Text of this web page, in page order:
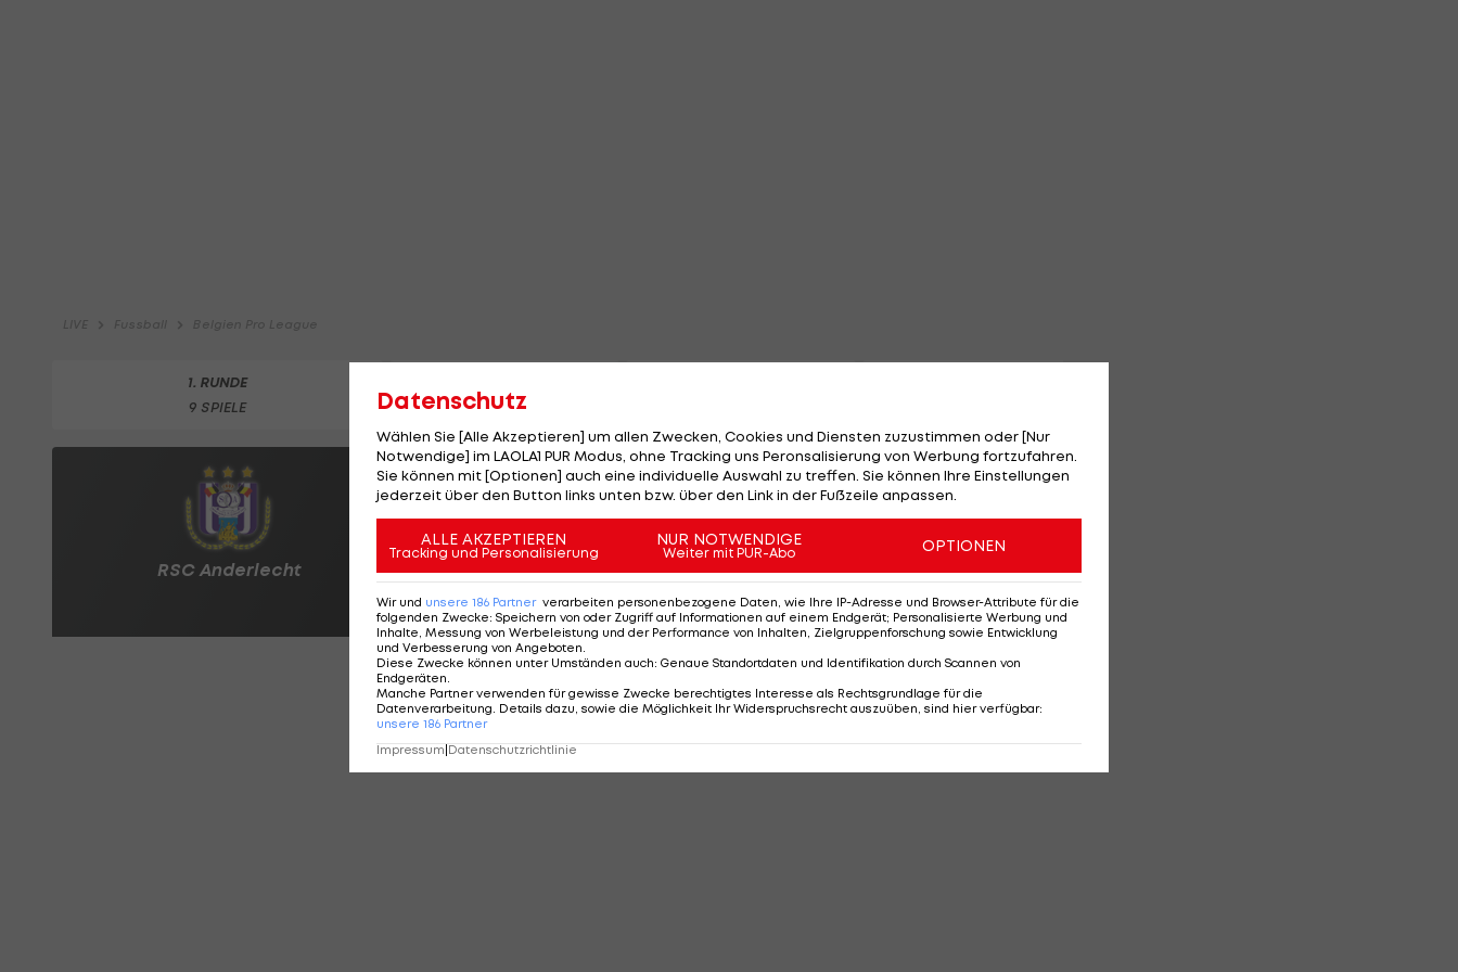
Datenschutz
Wählen Sie [Alle Akzeptieren] um allen Zwecken, Cookies und Diensten zuzustimmen oder [Nur
Notwendige] im LAOLA1 PUR Modus, ohne Tracking uns Peronsalisierung von Werbung fortzufahren.
Sie können mit [Optionen] auch eine individuelle Auswahl zu treffen. Sie können Ihre Einstellungen
jederzeit über den Button links unten bzw. über den Link in der Fußzeile anpassen.
ALLE AKZEPTIEREN
Tracking und Personalisierung
NUR NOTWENDIGE
Weiter mit PUR-Abo OPTIONEN
Wir und unsere 186 Partner verarbeiten personenbezogene Daten, wie Ihre IP-Adresse und Browser-Attribute für die
folgenden Zwecke: Speichern von oder Zugriff auf Informationen auf einem Endgerät; Personalisierte Werbung und
Inhalte, Messung von Werbeleistung und der Performance von Inhalten, Zielgruppenforschung sowie Entwicklung
und Verbesserung von Angeboten
Diese Zwecke können unter Umständen auch: Genaue Standortdaten und Identifikation durch Scannen von
Endgeräten
Manche Partner verwenden für gewisse Zwecke berechtigtes Interesse als Rechtsgrundlage für die
Datenverarbeitung. Details dazu, sowie die Möglichkeit Ihr Widerspruchsrecht auszuüben, sind hier verfügbar:
unsere 186 Partner
Impressum|Datenschutzrichtlinie